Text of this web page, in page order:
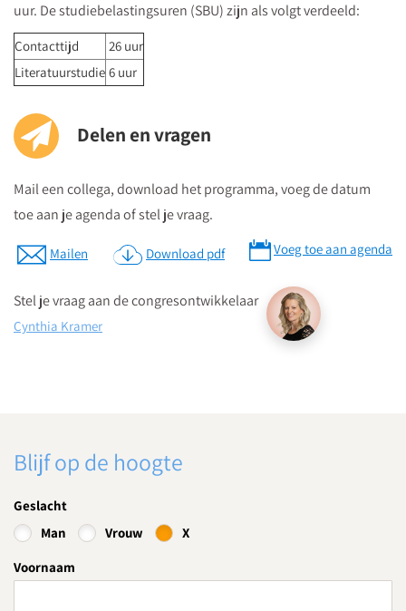
Parkeren
Postcode ten behoeve van je navigatiesysteem : 3511 BS
Parkeren kan in de Qpark parkeergarage La Vie, welke langs de
verschillende aanrijdroutes wordt bewegwijzerd.
Op parkeerniveau 14 heeft u rechtstreekse doorgang naar La
Vie.
Parkeergarage “La Vie” bevindt zich aan de St. Jacobstraat
naast de Bijenkorf.
uur. De studiebelastingsuren (SBU) zijn als volgt verdeeld:
Contacttijd
26 uur
Literatuurstudie 6 uur
Delen en vragen
Mail een collega, download het programma, voeg de datum
toe aan je agenda of stel je vraag.
Mailen Download pdf Voeg toe aan agenda
Stel je vraag aan de congresontwikkelaar
Cynthia Kramer
Blijf op de hoogte
Geslacht
Man
Vrouw
X
Voornaam